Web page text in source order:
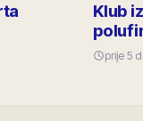
Klub
prije 5